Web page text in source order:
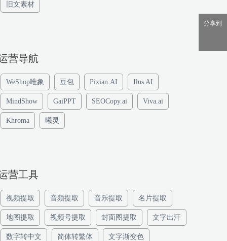
旧文素材
营导航
WeShop唯象 豆包 Pixian.AI Ilus AI
MindShow GaiPPT SEOCopy.ai Viva.ai
Khroma 曦灵
营工具
视频提取 音频提取 音乐提取 名片提取
地图提取 视频号提取 封面图提取 文字出汗
数字转中文 简体转繁体 文字渐变色
分享到